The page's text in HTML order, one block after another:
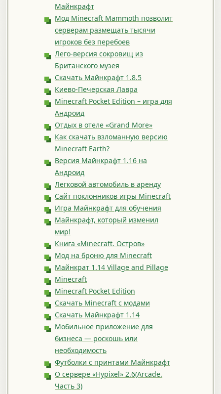
Майнкрафт
Мод Minecraft Mammoth позволит
серверам размещать тысячи
игроков без перебоев
Лего-версия сокровищ из
Британского муэея
Скачать Майнкрафт 1.8.5
Киево-Печерская Лавра
Minecraft Pocket Edition – игра для
Андроид
Отдых в отеле «Grand More»
Как скачать взломанную версию
Minecraft Earth?
Версия Майнкрафт 1.16 на
Андроид
Легковой автомобиль в аренду
Сайт поклонников игры Minecraft
Игра Майнкрафт для обучения
Майнкрафт, который изменил
мир!
Книга «Minecraft. Остров»
Мод на броню для Minecraft
Майнкрат 1.14 Village and Pillage
Minecraft
Minecraft Pocket Edition
Скачать Minecraft с модами
Скачать Майнкрафт 1.14
Мобильное приложение для
бизнеса — роскошь или
необходимость
Футболки с принтами Майнкрафт
О сервере «Hypixel» 2.6(Arcade.
Часть 3)